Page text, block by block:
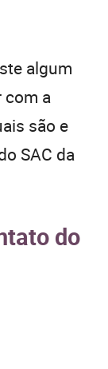
algum
a
são e
SAC da
do